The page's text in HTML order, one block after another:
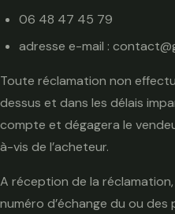
06 48 47 45 79
adresse e-mail :
Toute réclamation non
dessus et dans les délais
compte et dégagera le
à-vis de l’acheteur.
A réception de la
numéro d’échange du ou